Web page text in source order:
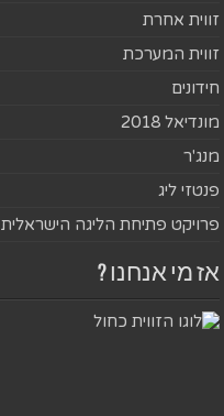
זווית אחרת
זווית המערכת
חידונים
מונדיאל 2018
מנג'ר
פנטזי ליג
פרויקט פתיחת הליגה הישראלית
אז מי אנחנו ?